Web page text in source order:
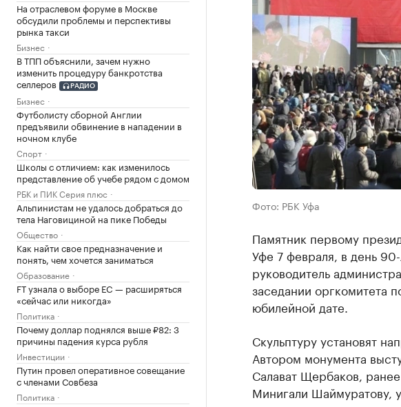
На отраслевом форуме в Москве
обсудили проблемы и перспективы
рынка такси
Бизнес
В ТПП объяснили, зачем нужно
изменить процедуру банкротства
селлеров
РАДИО
Бизнес
Футболисту сборной Англии
предъявили обвинение в нападении в
ночном клубе
Спорт
Школы с отличием: как изменилось
представление об учебе рядом с домом
РБК и ПИК Серия плюс
Альпинистам не удалось добраться до
тела Наговициной на пике Победы
Общество
Как найти свое предназначение и
понять, чем хочется заниматься
Образование
FT узнала о выборе ЕС — расширяться
«сейчас или никогда»
Политика
Почему доллар поднялся выше ₽82: 3
причины падения курса рубля
Инвестиции
Путин провел оперативное совещание
с членами Совбеза
Политика
Фото: РБК Уфа
Памятник первому
Уфе 7 февраля, в день
руководитель
заседании оргкомитета
юбилейной дате.
Скульптуру установят
Автором монумента
Салават Щербаков,
Минигали Шаймуратову,